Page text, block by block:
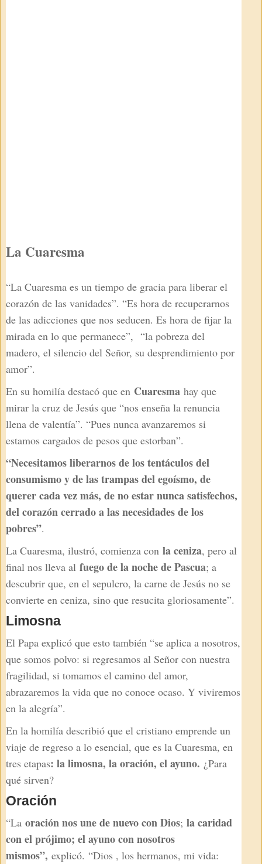
La Cuaresma
“La Cuaresma es un tiempo de gracia para liberar el
corazón de las vanidades”. “Es hora de recuperarnos
de las adicciones que nos seducen. Es hora de fijar la
mirada en lo que permanece”, “la pobreza del
madero, el silencio del Señor, su desprendimiento por
amor”.
En su homilía destacó que en Cuaresma hay que
mirar la cruz de Jesús que “nos enseña la renuncia
llena de valentía”. “Pues nunca avanzaremos si
estamos cargados de pesos que estorban”.
“Necesitamos liberarnos de los tentáculos del
consumismo y de las trampas del egoísmo, de
querer cada vez más, de no estar nunca satisfechos,
del corazón cerrado a las necesidades de los
pobres”.
La Cuaresma, ilustró, comienza con la ceniza, pero al
final nos lleva al fuego de la noche de Pascua; a
descubrir que, en el sepulcro, la carne de Jesús no se
convierte en ceniza, sino que resucita gloriosamente”.
Limosna
El Papa explicó que esto también “se aplica a nosotros,
que somos polvo: si regresamos al Señor con nuestra
fragilidad, si tomamos el camino del amor,
abrazaremos la vida que no conoce ocaso. Y viviremos
en la alegría”.
En la homilía describió que el cristiano emprende un
viaje de regreso a lo esencial, que es la Cuaresma, en
tres etapas: la limosna, la oración, el ayuno. ¿Para
qué sirven?
Oración
“La oración nos une de nuevo con Dios; la caridad
con el prójimo; el ayuno con nosotros
mismos”, explicó. “Dios , los hermanos, mi vida: